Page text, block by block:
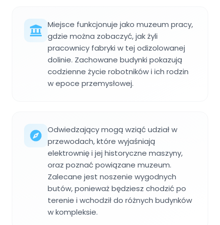
Miejsce funkcjonuje jako muzeum pracy,
gdzie można zobaczyć, jak żyli
pracownicy fabryki w tej odizolowanej
dolinie. Zachowane budynki pokazują
codzienne życie robotników i ich rodzin
w epoce przemysłowej.
Odwiedzający mogą wziąć udział w
przewodach, które wyjaśniają
elektrownię i jej historyczne maszyny,
oraz poznać powiązane muzeum.
Zalecane jest noszenie wygodnych
butów, ponieważ będziesz chodzić po
terenie i wchodził do różnych budynków
w kompleksie.